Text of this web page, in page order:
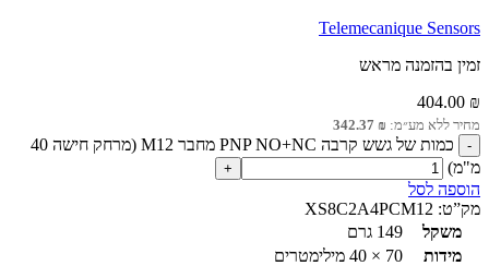
Telemecanique Sensors
זמין בהזמנה מראש
404.00 ₪
מחיר ללא מע״מ: 342.37 ₪
כמות של גשש קרבה PNP NO+NC מחבר M12 (מרחק חישה 40
מ"מ)
הוספה לסל
מק”ט: XS8C2A4PCM12
משקל
149 גרם
מידות
70 × 40 מילימטרים